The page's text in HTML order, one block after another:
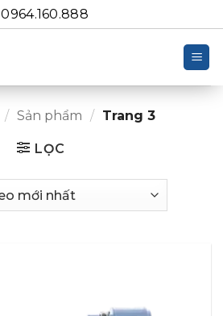
0964.160.888
/ Sản phẩm / Trang 3
LỌC